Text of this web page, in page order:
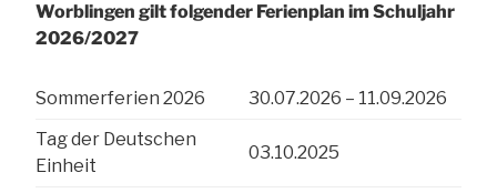
Worblingen gilt folgender Ferienplan im Schuljahr
2026/2027
Sommerferien 2026
30.07.2026 – 11.09.2026
Tag der Deutschen
Einheit
03.10.2025